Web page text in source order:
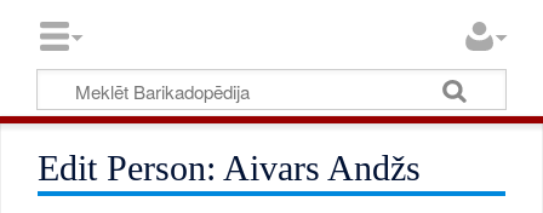
Edit Person: Aivars Andžs